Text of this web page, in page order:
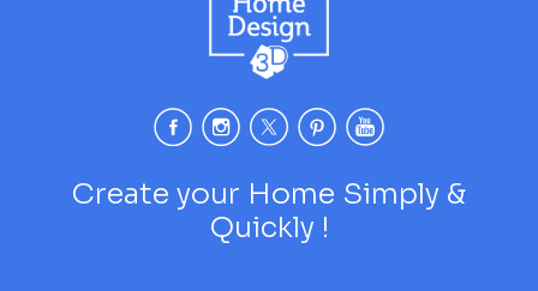
Create your Home Simply &
Quickly !